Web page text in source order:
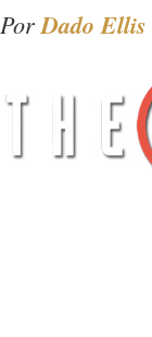
PorDado Ellis